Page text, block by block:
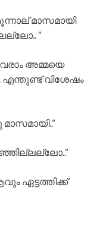
മാസമായി
”
അമ്മയെ
വിശേഷം
ഏട്ടത്തിക്ക്